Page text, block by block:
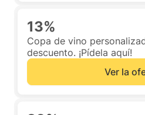
13%
Copa de vino
descuento. ¡Pídela aquí!
Ver la